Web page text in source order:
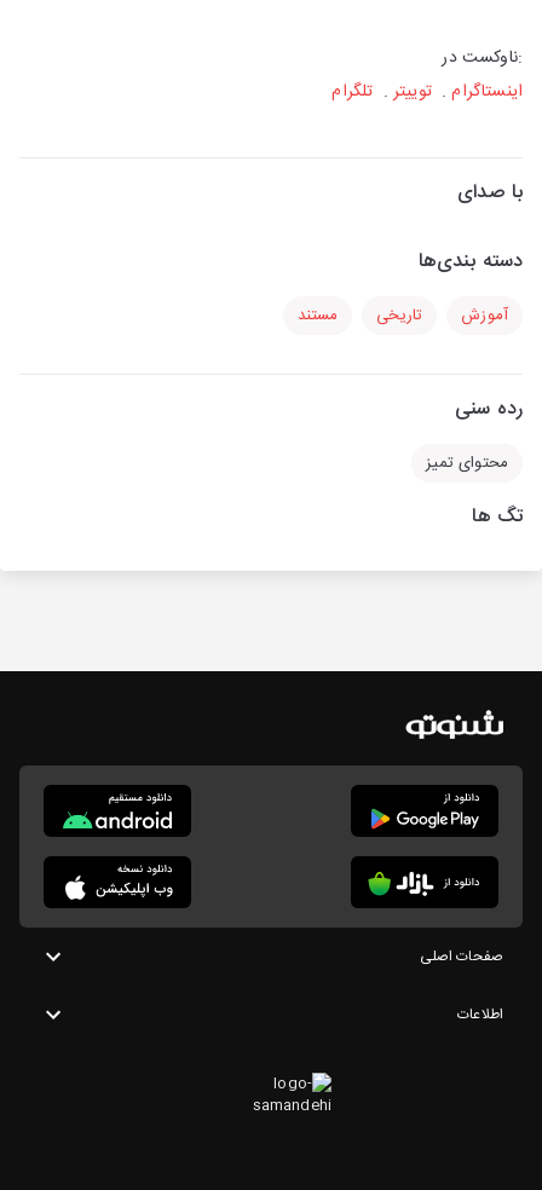
:ناوکست در
اینستاگرام.توییتر. تلگرام
با صدای
دسته بندی‌ها
آموزش تاریخی مستند
رده سنی
محتوای تمیز
تگ ها
صفحات اصلی
اطلاعات